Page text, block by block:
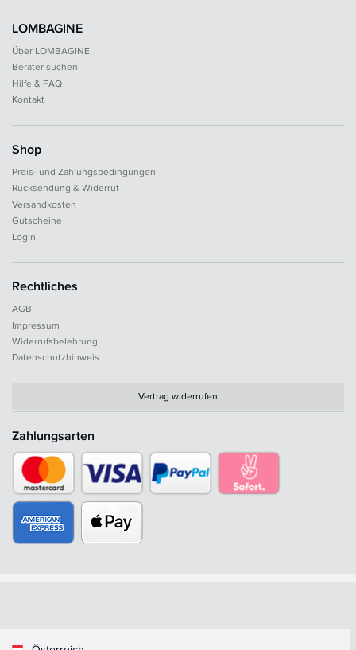
LOMBAGINE
Über LOMBAGINE
Berater suchen
Hilfe & FAQ
Kontakt
Shop
Preis- und Zahlungsbedingungen
Rücksendung & Widerruf
Versandkosten
Gutscheine
Login
Rechtliches
AGB
Impressum
Widerrufsbelehrung
Datenschutzhinweis
Vertrag widerrufen
Zahlungsarten